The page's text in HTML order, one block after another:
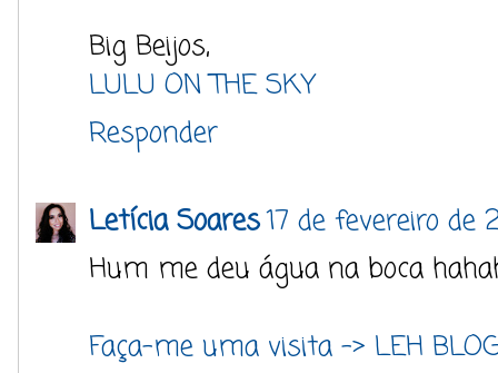
Big Beijos,
LULU ON THE SKY
Responder
Letícia Soares17 de fevereiro de
Hum me deu água na boca
Faça-me uma visita -> LEH